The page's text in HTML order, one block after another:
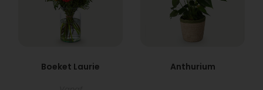
Boeket Laurie Anthurium